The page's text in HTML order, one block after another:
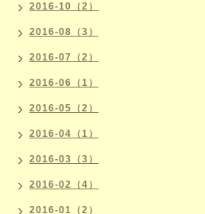
2016-10（2）
2016-08（3）
2016-07（2）
2016-06（1）
2016-05（2）
2016-04（1）
2016-03（3）
2016-02（4）
2016-01（2）